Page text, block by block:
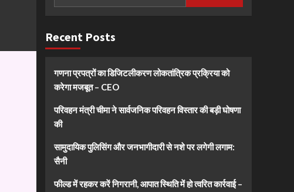
Recent Posts
गणना प्रपत्रों का डिजिटलीकरण लोकतांत्रिक प्रक्रिया को
करेगा मजबूत – CEO
परिवहन मंत्री चीमा ने सार्वजनिक परिवहन विस्तार की बड़ी घोषणा
की
सामुदायिक पुलिसिंग और जनभागीदारी से नशे पर लगेगी लगाम:
सैनी
फील्ड में रहकर करें निगरानी, आपात स्थिति में हो त्वरित कार्रवाई –